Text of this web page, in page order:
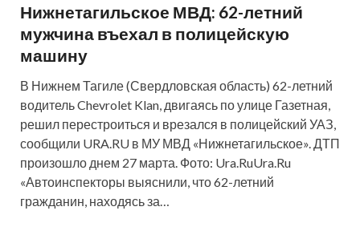
Нижнетагильское МВД: 62-летний
мужчина въехал в полицейскую
машину
В Нижнем Тагиле (Свердловская область) 62-летний
водитель Chevrolet Klan, двигаясь по улице Газетная,
решил перестроиться и врезался в полицейский УАЗ,
сообщили URA.RU в МУ МВД «Нижнетагильское». ДТП
произошло днем 27 марта. Фото: Ura.RuUra.Ru
«Автоинспекторы выяснили, что 62-летний
гражданин, находясь за…